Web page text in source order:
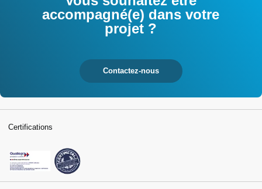
accompagné(e) dans votre
projet ?
Contactez-nous
Certifications